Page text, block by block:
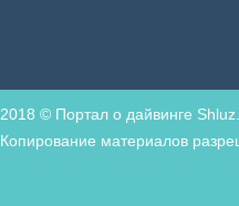
2018 © Портал о дайвинге
Копирование материалов